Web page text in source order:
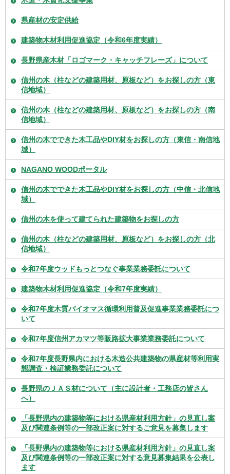
県産材の安定供給
建築物木材利用促進協定（令和6年度実績）
長野県産木材「ロゴマーク・キャッチフレーズ」について
信州の木（柱などの建築用材、原板など）をお探しの方（東
信地域）
信州の木（柱などの建築用材、原板など）をお探しの方（南
信地域）
信州の木でできた木工品やDIY材をお探しの方（東信・南信地
域）
NAGANO WOODポータル
信州の木でできた木工品やDIY材をお探しの方（中信・北信地
域）
信州の木を使って建てられた建築物をお探しの方
信州の木（柱などの建築用材、原板など）をお探しの方（北
信地域）
令和7年度ウッドもっとつなぐ事業業務委託について
建築物木材利用促進協定（令和7年度実績）
令和7年度木質バイオマス循環利用普及促進事業業務委託につ
いて
令和7年度信州アカマツ等販路拡大事業業務委託について
令和7年度長野県内における木造公共建築物の県産材等利用実
態調査・検証業務委託について
長野県のＪＡＳ材について（主に設計者・工務店の皆さん
へ）
「長野県内の建築物等における県産材利用方針」の見直し案
及び関連条例等の一部改正案に対するご意見を募集します
「長野県内の建築物等における県産材利用方針」の見直し案
及び関連条例等の一部改正案に対する意見募集結果を公表し
ます